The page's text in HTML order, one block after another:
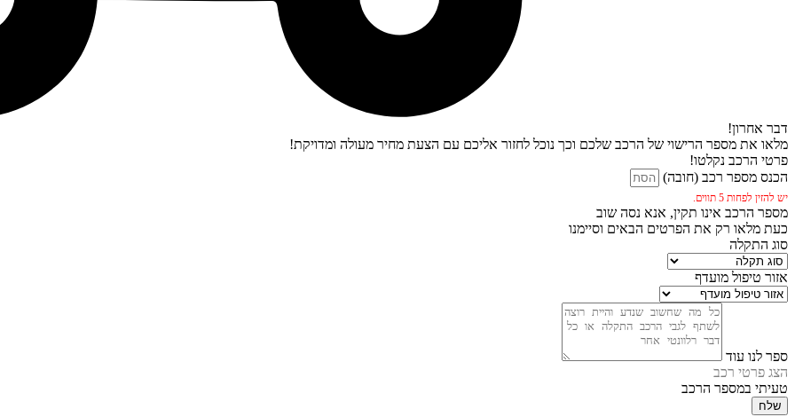
דבר אחרון!
מלאו את מספר הרישוי של הרכב שלכם וכך נוכל לחזור אליכם עם הצעת מחיר מעולה ומדויקת!
פרטי הרכב נקלטו!
הכנס מספר רכב (חובה)
יש להזין לפחות 5 תווים.
מספר הרכב אינו תקין, אנא נסה שוב
כעת מלאו רק את הפרטים הבאים וסיימנו
סוג התקלה
אזור טיפול מועדף
ספר לנו עוד
הצג פרטי רכב
טעיתי במספר הרכב
שלח